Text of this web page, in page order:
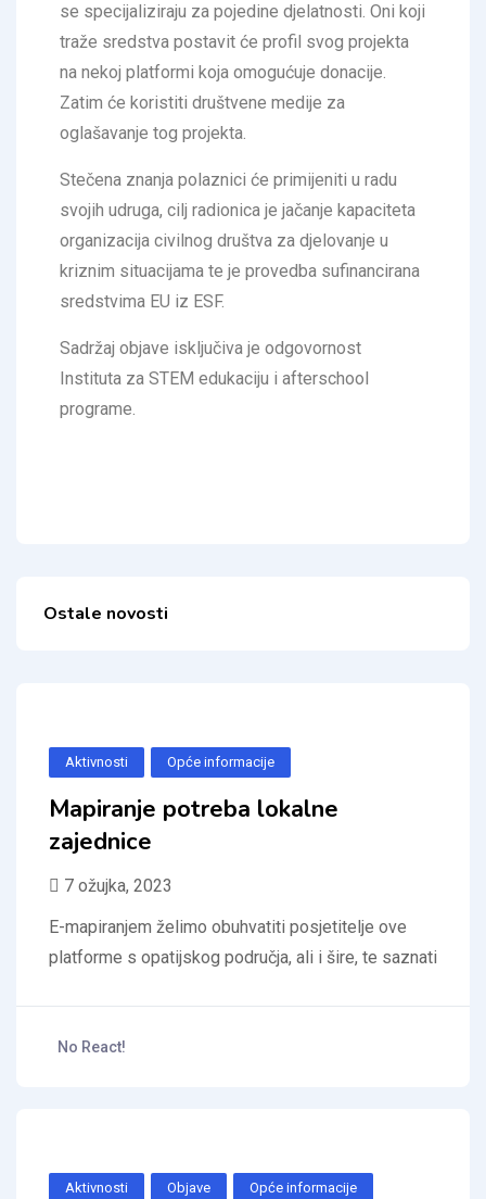
se specijaliziraju za pojedine djelatnosti. Oni koji
traže sredstva postavit će profil svog projekta
na nekoj platformi koja omogućuje donacije.
Zatim će koristiti društvene medije za
oglašavanje tog projekta.
Stečena znanja polaznici će primijeniti u radu
svojih udruga, cilj radionica je jačanje kapaciteta
organizacija civilnog društva za djelovanje u
kriznim situacijama te je provedba sufinancirana
sredstvima EU iz ESF.
Sadržaj objave isključiva je odgovornost
Instituta za STEM edukaciju i afterschool
programe.
Ostale novosti
Aktivnosti Opće informacije
Mapiranje potreba lokalne
zajednice
7 ožujka, 2023
E-mapiranjem želimo obuhvatiti posjetitelje ove
platforme s opatijskog područja, ali i šire, te saznati
No React!
Aktivnosti Objave Opće informacije